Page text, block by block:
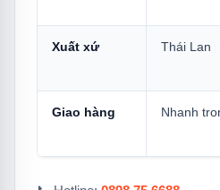
-25%
6.1Nên Mua Nếu:
Xuất xứ Thái Lan
Giao hàng Nhanh